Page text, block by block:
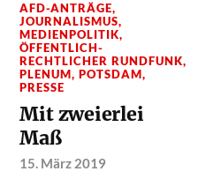
AFD-ANTRÄGE,
JOURNALISMUS,
MEDIENPOLITIK,
ÖFFENTLICH-
RECHTLICHER RUNDFUNK,
PLENUM,POTSDAM,
PRESSE
Mit zweierlei
Maß
15. März 2019